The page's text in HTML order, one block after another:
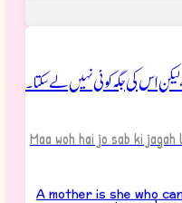
اس کی جگہ کوئی نہیں لے سکتا۔
Maa woh hai jo sab ki jagah
A mother is she who